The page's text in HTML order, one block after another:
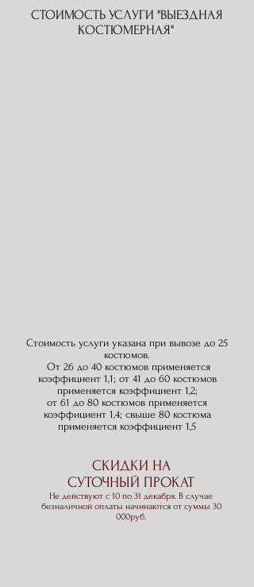
СТОИМОСТЬ УСЛУГИ "ВЫЕЗДНАЯ
КОСТЮМЕРНАЯ"
Стоимость услуги указана при вывозе до 25
костюмов.
От 26 до 40 костюмов применяется
коэффициент 1,1; от 41 до 60 костюмов
применяется коэффициент 1,2;
от 61 до 80 костюмов применяется
коэффициент 1,4; свыше 80 костюма
применяется коэффициент 1,5
СКИДКИ НА
СУТОЧНЫЙ ПРОКАТ
Не действуют с 10 по 31 декабря. В случае
безналичной оплаты начинаются от суммы 30
000руб.